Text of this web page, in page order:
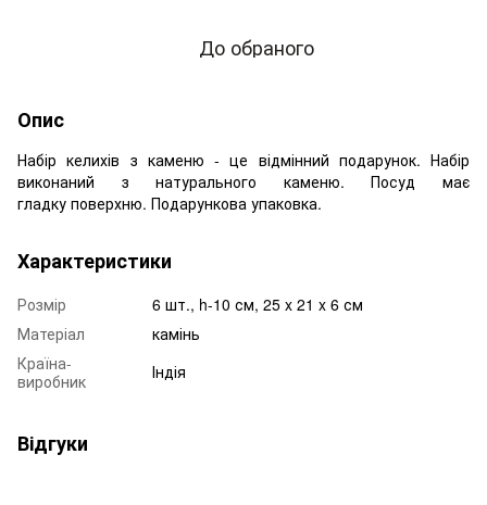
До обраного
Опис
Набір келихів з каменю - це відмінний подарунок. Набір
виконаний з натурального каменю. Посуд має
гладку поверхню. Подарункова упаковка.
Характеристики
Розмір
6 шт., h-10 см, 25 x 21 x 6 см
Матеріал
камінь
Країна-
виробник
Індія
Відгуки